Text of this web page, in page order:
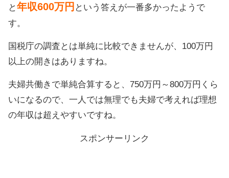
と年収600万円 という答えが一番多かったようで
す。
国税庁の調査とは単純に比較できませんが、100万円
以上の開きはありますね。
夫婦共働きで単純合算すると、750万円～800万円くら
いになるので、一人では無理でも夫婦で考えれば理想
の年収は超えやすいですね。
スポンサーリンク